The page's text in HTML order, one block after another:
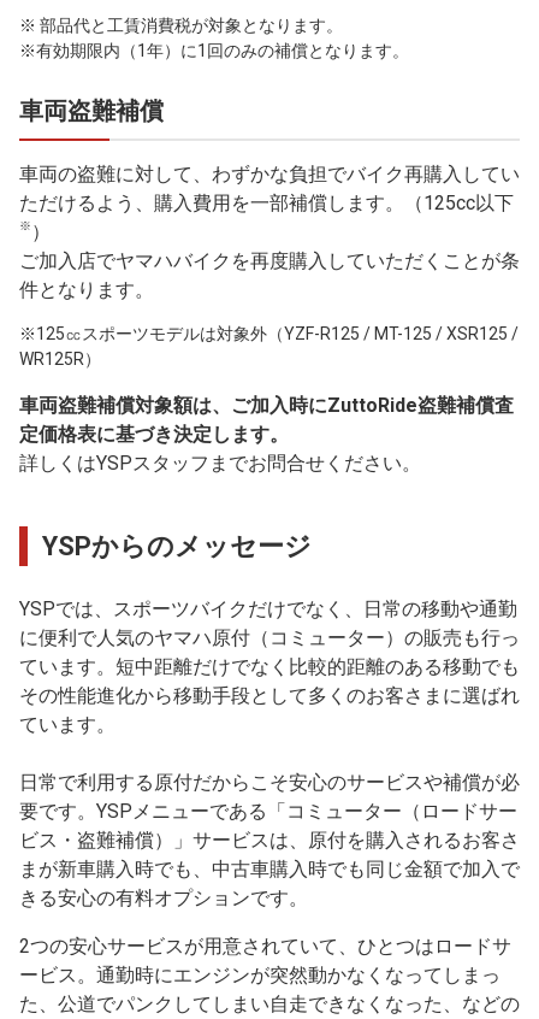
※ 部品代と工賃消費税が対象となります。
※有効期限内（1年）に1回のみの補償となります。
車両盗難補償
車両の盗難に対して、わずかな負担でバイク再購入してい
ただけるよう、購入費用を一部補償します。（125cc以下
※ ）
ご加入店でヤマハバイクを再度購入していただくことが条
件となります。
※125㏄スポーツモデルは対象外（YZF-R125 / MT-125 / XSR125 /
WR125R）
車両盗難補償対象額は、ご加入時にZuttoRide盗難補償査
定価格表に基づき決定します。
詳しくはYSPスタッフまでお問合せください。
YSPからのメッセージ
YSPでは、スポーツバイクだけでなく、日常の移動や通勤
に便利で人気のヤマハ原付（コミューター）の販売も行っ
ています。短中距離だけでなく比較的距離のある移動でも
その性能進化から移動手段として多くのお客さまに選ばれ
ています。
日常で利用する原付だからこそ安心のサービスや補償が必
要です。YSPメニューである「コミューター（ロードサー
ビス・盗難補償）」サービスは、原付を購入されるお客さ
まが新車購入時でも、中古車購入時でも同じ金額で加入で
きる安心の有料オプションです。
2つの安心サービスが用意されていて、ひとつはロードサ
ービス。通勤時にエンジンが突然動かなくなってしまっ
た、公道でパンクしてしまい自走できなくなった、などの